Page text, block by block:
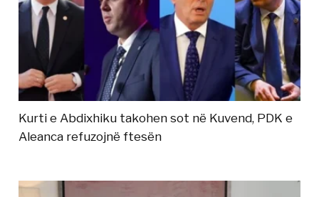
Kurti e Abdixhiku takohen sot në Kuvend, PDK e
Aleanca refuzojnë ftesën